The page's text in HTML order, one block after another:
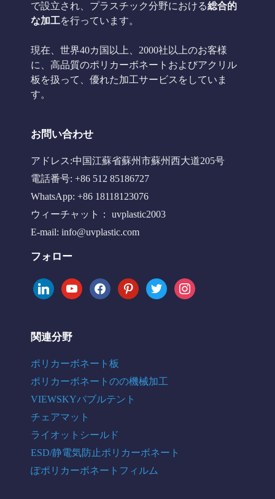
で設立され、プラスチック分野における総合的
な加工を行っています。
現在、世界40カ国以上、2000社以上のお客様
に、高品質のポリカーボネートおよびアクリル
板を扱って、優れた加工サービスをしていま
す。
お問い合わせ
アドレス:中国江蘇省蘇州市蘇州西大道205号
電話番号: +86 512 85186727
WhatsApp: +86 18118123076
ウィーチャット： uvplastic2003
E-mail: info@uvplastic.com
フォロー
linkedinyoutubefacebookpinteresttwitter instagram
関連分野
ポリカーボネート板
ポリカーボネートのの機械加工
VIEWSKYバブルテント
チェアマット
ライオットシールド
ESD/静電気防止ポリカーボネート
ぽポリカーボネートフィルム